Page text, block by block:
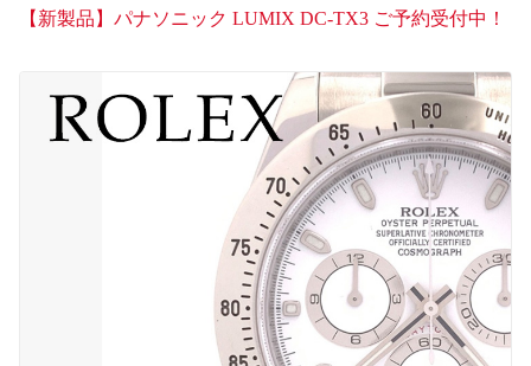
【新製品】パナソニック LUMIX DC-TX3 ご予約受付中！